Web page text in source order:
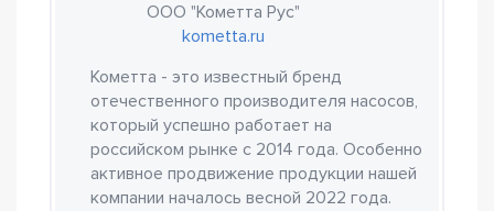
ООО "Кометта Рус"
kometta.ru
Кометта - это известный бренд
отечественного производителя насосов,
который успешно работает на
российском рынке с 2014 года. Особенно
активное продвижение продукции нашей
компании началось весной 2022 года.